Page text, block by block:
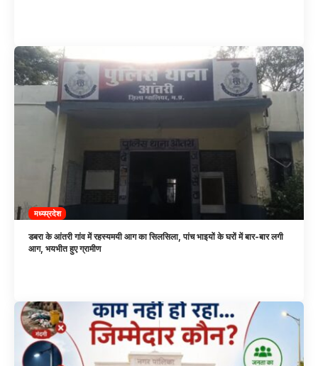
मध्यप्रदेश
डबरा के आंतरी गांव में रहस्यमयी आग का सिलसिला, पांच भाइयों के घरों में बार-बार लगी
आग, भयभीत हुए ग्रामीण